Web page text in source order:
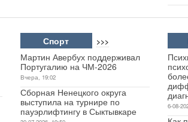
Спорт >>>
Мартин Авербух поддерживал
Португалию на ЧМ-2026
Вчера, 19:02
Сборная Ненецкого округа
выступила на турнире по
пауэрлифтингу в Сыктывкаре
6-08-